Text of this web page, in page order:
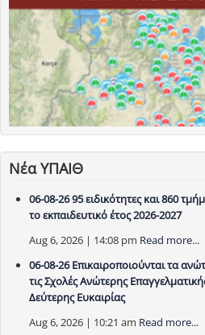
Νέα ΥΠΑΙΘ
06-08-26 95 ειδικότητες και 860
το εκπαιδευτικό έτος 2026-2027
Aug 6, 2026 | 14:08 pm Read more...
06-08-26 Επικαιροποιούνται τα
τις Σχολές Ανώτερης
Δεύτερης Ευκαιρίας
Aug 6, 2026 | 10:21 am Read more...